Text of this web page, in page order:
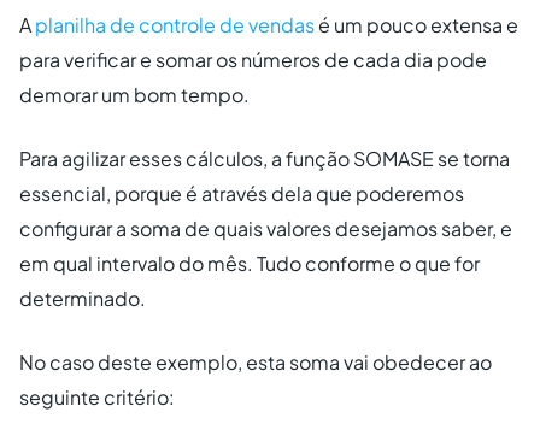
Aplanilha de controle de vendasé um pouco extensa e
para verificar e somar os números de cada dia pode
demorar um bom tempo.
Para agilizar esses cálculos, a função SOMASE se torna
essencial, porque é através dela que poderemos
configurar a soma de quais valores desejamos saber, e
em qual intervalo do mês. Tudo conforme o que for
determinado.
No caso deste exemplo, esta soma vai obedecer ao
seguinte critério: